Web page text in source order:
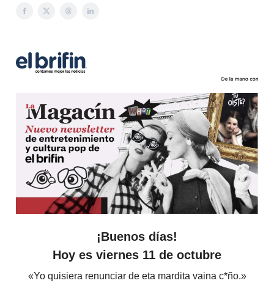
¡Buenos días!
Hoy es viernes 11 de octubre
«Yo quisiera renunciar de eta mardita vaina c*ño.»